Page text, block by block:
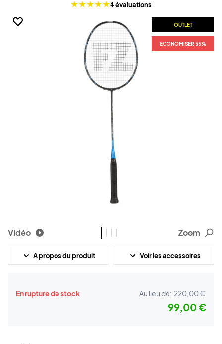
4 évaluations
OUTLET
ÉCONOMISER 55%
OUTLET
ÉCONOMISER 55%
OUTLET
ÉCONOMISER 55%
OUTLET
ÉCONOMISER 55%
Vidéo Zoom
A propos du produit Voir les accessoires
En rupture de stock Au lieu de: 220,00 €
99,00 €